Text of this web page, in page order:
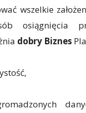
wszelkie
osiągnięcia
dobry Biznes